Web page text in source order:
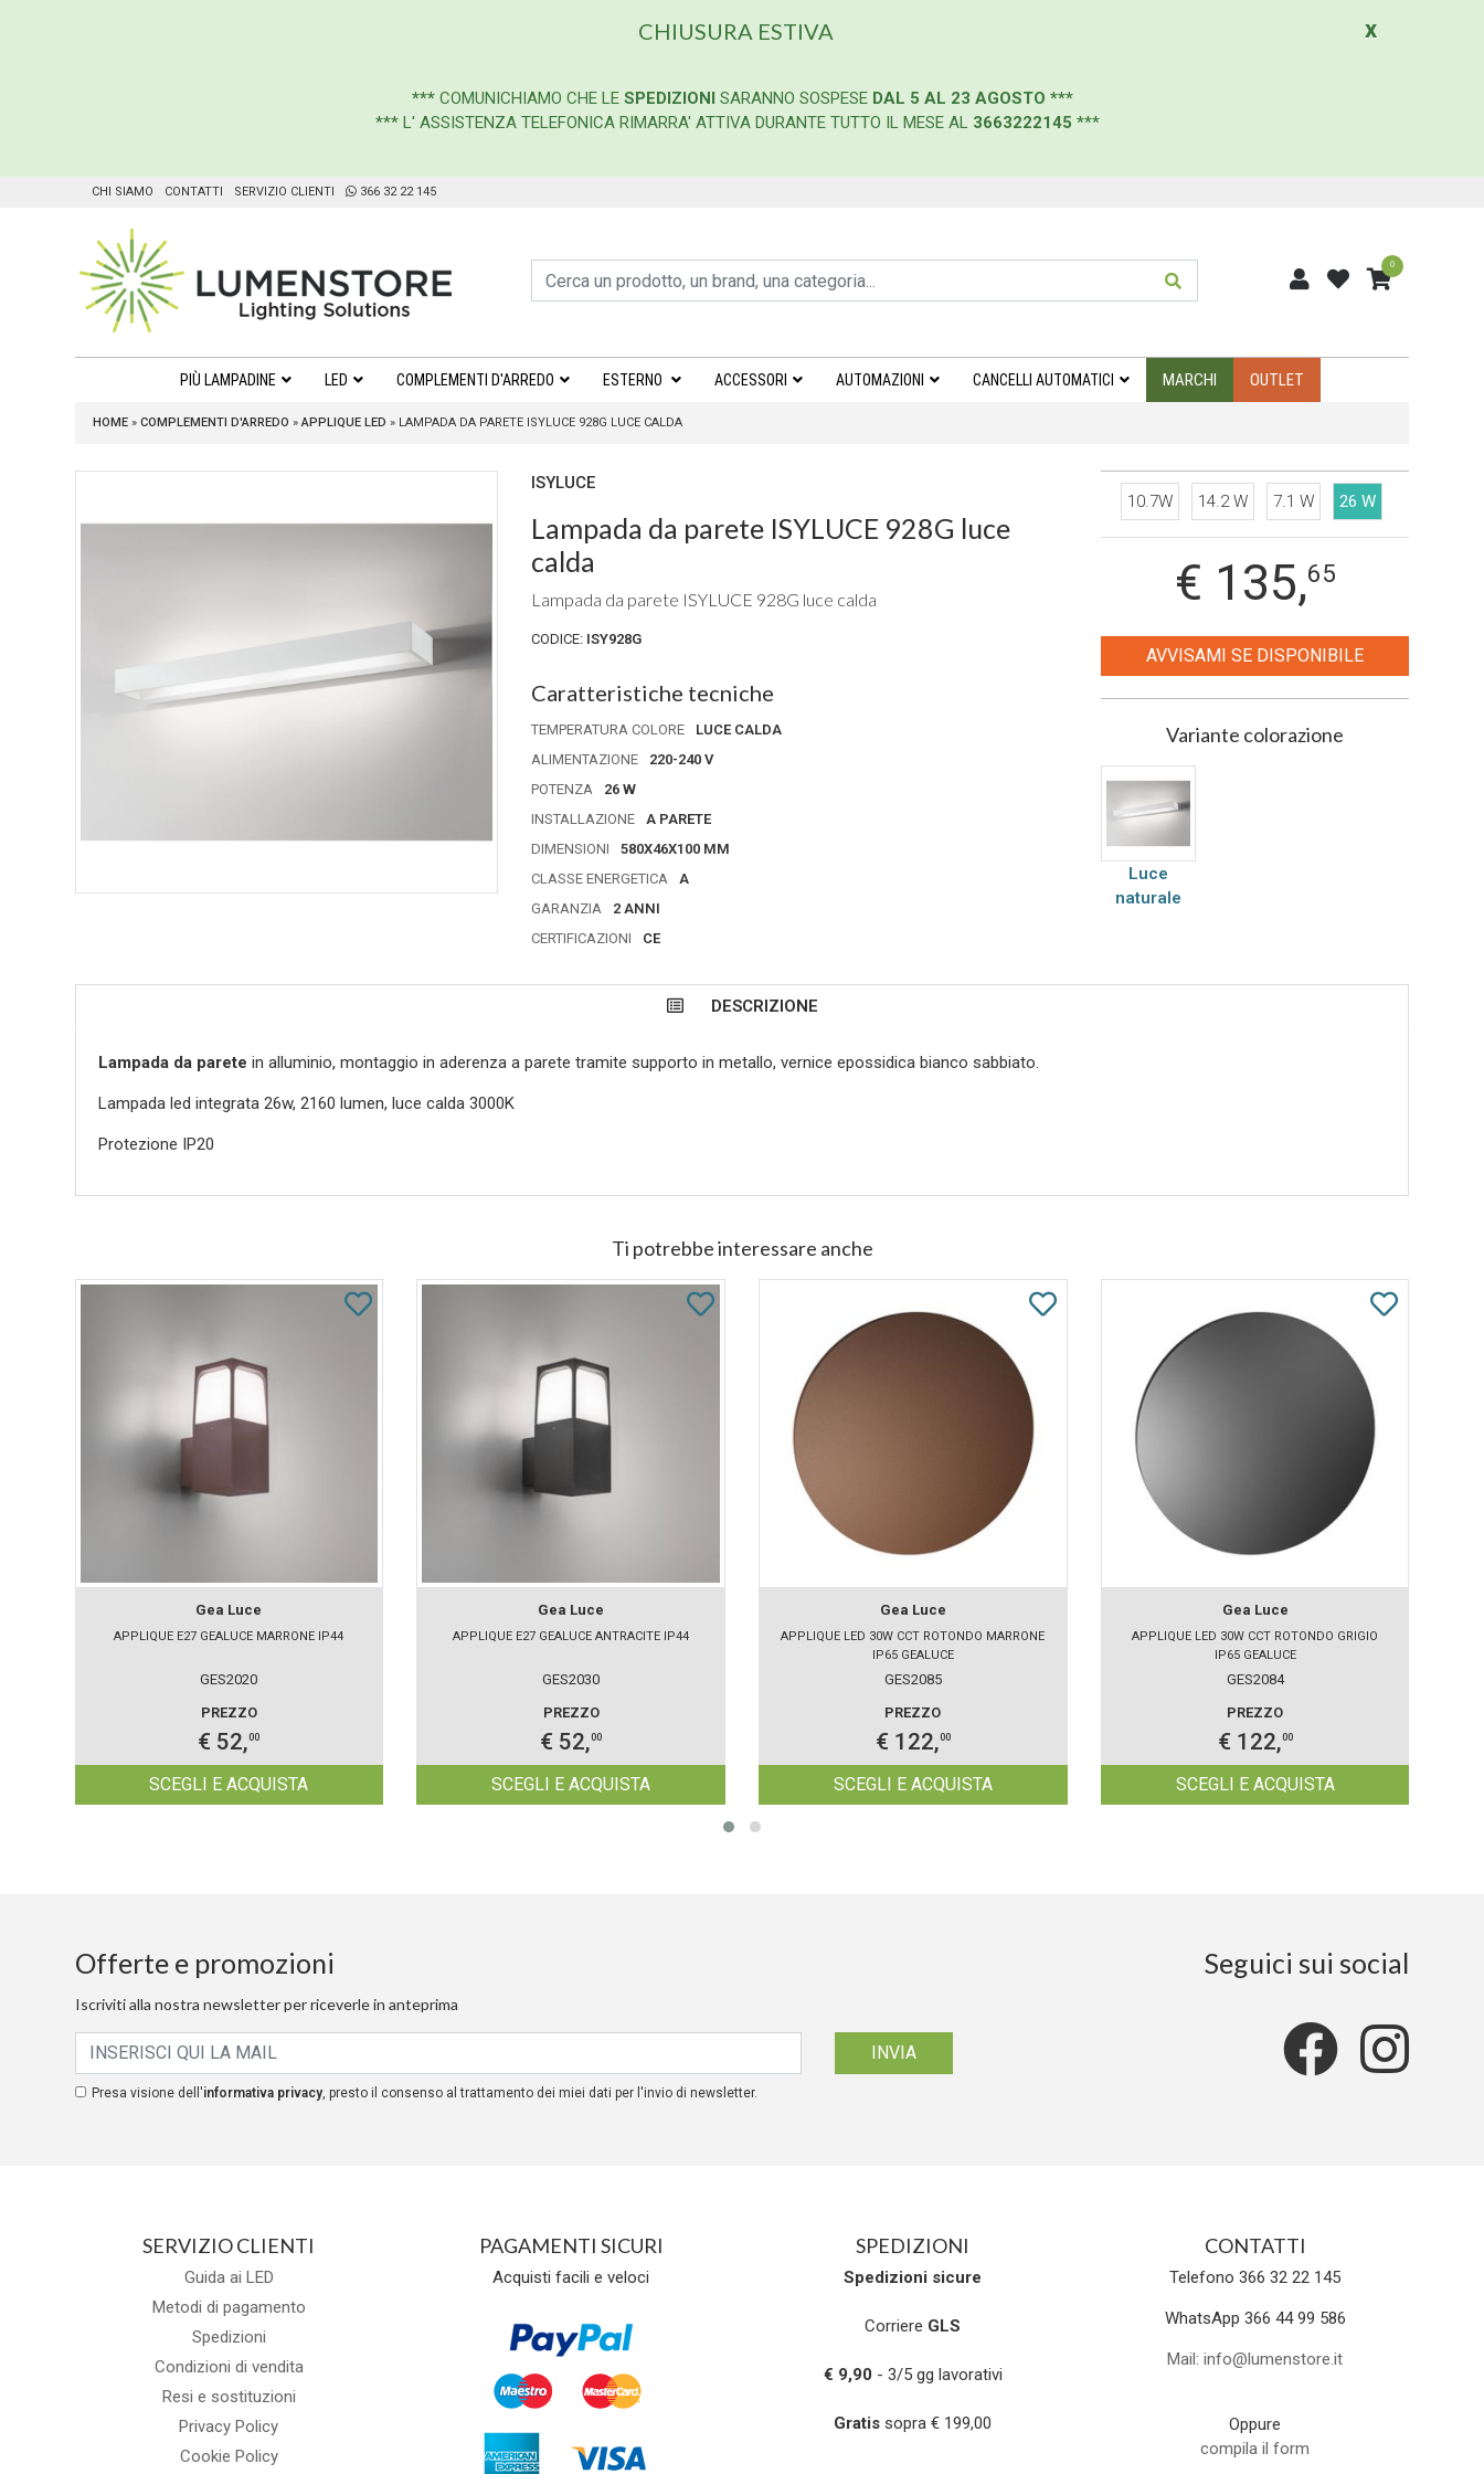
x
CHIUSURA ESTIVA
*** COMUNICHIAMO CHE LE SPEDIZIONI SARANNO SOSPESE DAL 5 AL 23 AGOSTO ***
*** L' ASSISTENZA TELEFONICA RIMARRA' ATTIVA DURANTE TUTTO IL MESE AL 3663222145 ***
CHI SIAMO CONTATTI SERVIZIO CLIENTI 366 32 22 145
0
PIÙ LAMPADINE LED COMPLEMENTI D'ARREDO ESTERNO ACCESSORI AUTOMAZIONI CANCELLI AUTOMATICI MARCHI OUTLET
HOME» COMPLEMENTI D'ARREDO »APPLIQUE LED » LAMPADA DA PARETE ISYLUCE 928G LUCE CALDA
ISYLUCE
Lampada da parete ISYLUCE 928G luce
calda
Lampada da parete ISYLUCE 928G luce calda
CODICE: ISY928G
Caratteristiche tecniche
TEMPERATURA COLORE
LUCE CALDA
ALIMENTAZIONE
220-240 V
POTENZA
26 W
INSTALLAZIONE
A PARETE
DIMENSIONI
580X46X100 MM
CLASSE ENERGETICA
A
GARANZIA
2 ANNI
CERTIFICAZIONI
CE
10.7W 14.2 W 7.1 W 26 W
€ 135,65
AVVISAMI SE DISPONIBILE
Variante colorazione
Luce
naturale
DESCRIZIONE
Lampada da parete in alluminio, montaggio in aderenza a parete tramite supporto in metallo, vernice epossidica bianco sabbiato.
Lampada led integrata 26w, 2160 lumen, luce calda 3000K
Protezione IP20
Ti potrebbe interessare anche
Gea Luce
APPLIQUE E27 GEALUCE MARRONE IP44
GES2020
PREZZO
€ 52,00
SCEGLI E ACQUISTA
Gea Luce
APPLIQUE E27 GEALUCE ANTRACITE IP44
GES2030
PREZZO
€ 52,00
SCEGLI E ACQUISTA
Gea Luce
APPLIQUE LED 30W CCT ROTONDO MARRONE
IP65 GEALUCE
GES2085
PREZZO
€ 122,00
SCEGLI E ACQUISTA
Gea Luce
APPLIQUE LED 30W CCT ROTONDO GRIGIO
IP65 GEALUCE
GES2084
PREZZO
€ 122,00
SCEGLI E ACQUISTA
Offerte e promozioni
Iscriviti alla nostra newsletter per riceverle in anteprima
Presa visione dell'informativa privacy, presto il consenso al trattamento dei miei dati per l'invio di newsletter.
Seguici sui social
SERVIZIO CLIENTI
Guida ai LED
Metodi di pagamento
Spedizioni
Condizioni di vendita
Resi e sostituzioni
Privacy Policy
Cookie Policy
PAGAMENTI SICURI
Acquisti facili e veloci
SPEDIZIONI
Spedizioni sicure
Corriere GLS
€ 9,90 - 3/5 gg lavorativi
Gratis sopra € 199,00
CONTATTI
Telefono 366 32 22 145
WhatsApp 366 44 99 586
Mail: info@lumenstore.it
Oppure
compila il form